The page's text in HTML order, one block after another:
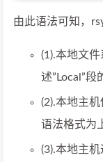
由此语法可知，
(1).本地文
述”Local”段
(2).本地主
语法格式为
(3).本地主